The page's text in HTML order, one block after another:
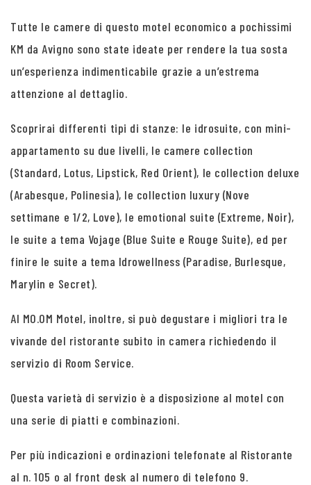
Tutte le camere di questo motel economico a pochissimi
KM da Avigno sono state ideate per rendere la tua sosta
un’esperienza indimenticabile grazie a un’estrema
attenzione al dettaglio.
Scoprirai differenti tipi di stanze: le idrosuite, con mini-
appartamento su due livelli, le camere collection
(Standard, Lotus, Lipstick, Red Orient), le collection deluxe
(Arabesque, Polinesia), le collection luxury (Nove
settimane e 1/2, Love), le emotional suite (Extreme, Noir),
le suite a tema Vojage (Blue Suite e Rouge Suite), ed per
finire le suite a tema Idrowellness (Paradise, Burlesque,
Marylin e Secret).
Al MO.OM Motel, inoltre, si può degustare i migliori tra le
vivande del ristorante subito in camera richiedendo il
servizio di Room Service.
Questa varietà di servizio è a disposizione al motel con
una serie di piatti e combinazioni.
Per più indicazioni e ordinazioni telefonate al Ristorante
al n. 105 o al front desk al numero di telefono 9.